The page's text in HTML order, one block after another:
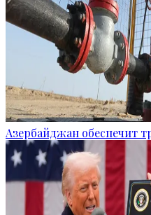
Азербайджан обеспечит